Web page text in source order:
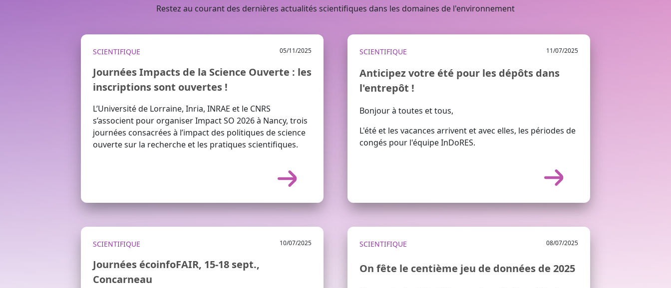
Restez au courant des dernières actualités scientifiques dans les domaines de l'environnement
SCIENTIFIQUE 05/11/2025
Journées Impacts de la Science Ouverte : les
inscriptions sont ouvertes !
L’Université de Lorraine, Inria, INRAE et le CNRS
s’associent pour organiser Impact SO 2026 à Nancy, trois
journées consacrées à l’impact des politiques de science
ouverte sur la recherche et les pratiques scientifiques.
SCIENTIFIQUE 11/07/2025
Anticipez votre été pour les dépôts dans
l'entrepôt !
Bonjour à toutes et tous,
L'été et les vacances arrivent et avec elles, les périodes de
congés pour l'équipe InDoRES.
SCIENTIFIQUE 10/07/2025
Journées écoinfoFAIR, 15-18 sept.,
Concarneau
SCIENTIFIQUE 08/07/2025
On fête le centième jeu de données de 2025